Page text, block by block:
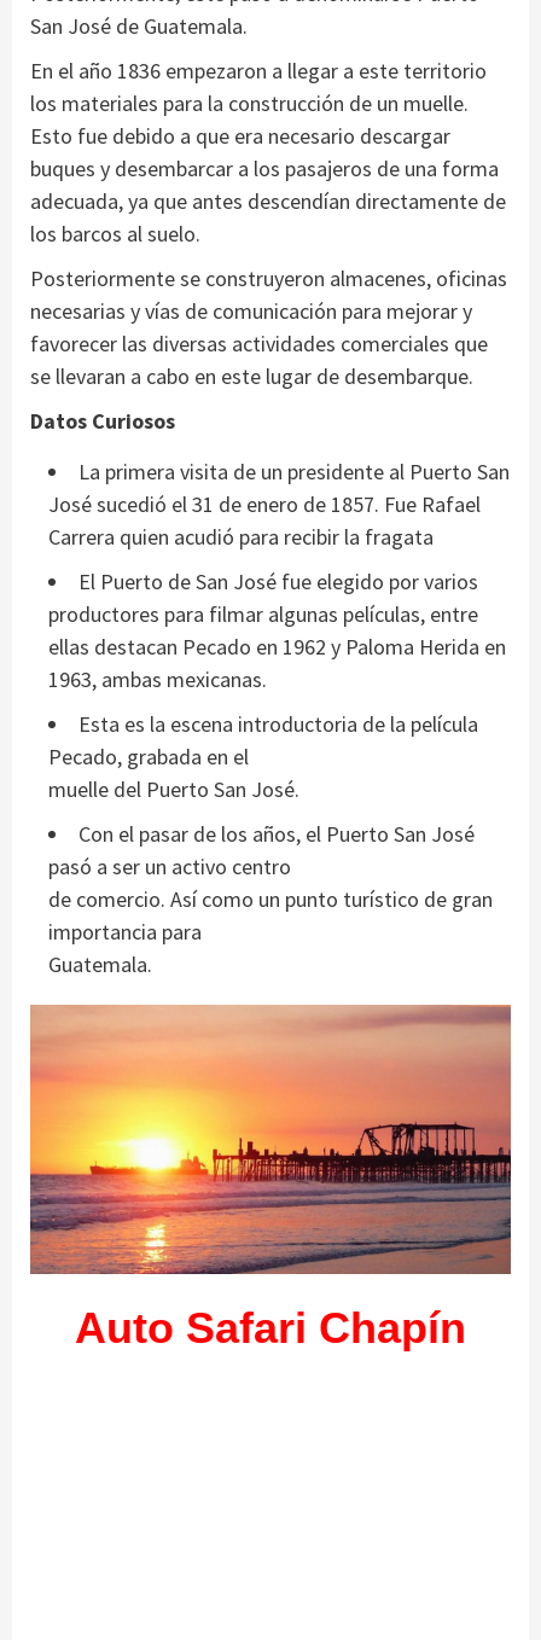
San José de Guatemala.
En el año 1836 empezaron a llegar a este territorio
los materiales para la construcción de un muelle.
Esto fue debido a que era necesario descargar
buques y desembarcar a los pasajeros de una forma
adecuada, ya que antes descendían directamente de
los barcos al suelo.
Posteriormente se construyeron almacenes, oficinas
necesarias y vías de comunicación para mejorar y
favorecer las diversas actividades comerciales que
se llevaran a cabo en este lugar de desembarque.
Datos Curiosos
La primera visita de un presidente al Puerto San
José sucedió el 31 de enero de 1857. Fue Rafael
Carrera quien acudió para recibir la fragata
El Puerto de San José fue elegido por varios
productores para filmar algunas películas, entre
ellas destacan Pecado en 1962 y Paloma Herida en
1963, ambas mexicanas.
Esta es la escena introductoria de la película
Pecado, grabada en el
muelle del Puerto San José.
Con el pasar de los años, el Puerto San José
pasó a ser un activo centro
de comercio. Así como un punto turístico de gran
importancia para
Guatemala.
Auto Safari Chapín